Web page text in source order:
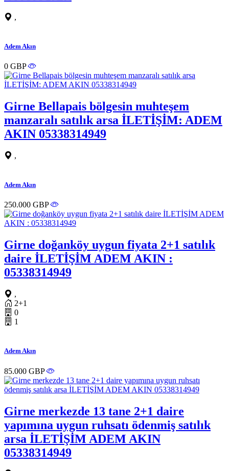
,
Adem Akın
0 GBP
Girne Bellapais bölgesin muhteşem
manzaralı satılık arsa İLETİŞİM: ADEM
AKIN 05338314949
,
Adem Akın
250.000 GBP
Girne doğanköy uygun fiyata 2+1 satılık
daire İLETİŞİM ADEM AKIN :
05338314949
,
2+1
0
1
Adem Akın
85.000 GBP
Girne merkezde 13 tane 2+1 daire
yapımına uygun ruhsatı ödenmiş satılık
arsa İLETİŞİM ADEM AKIN
05338314949